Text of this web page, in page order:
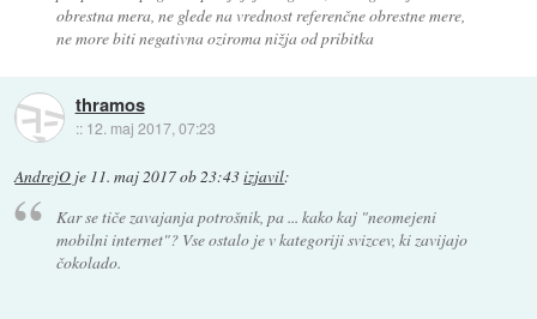
obrestna mera, ne glede na vrednost referenčne obrestne mere,
ne more biti negativna oziroma nižja od pribitka
thramos
:: 12. maj 2017, 07:23
AndrejO je 11. maj 2017 ob 23:43izjavil:
Kar se tiče zavajanja potrošnik, pa ... kako kaj "neomejeni
mobilni internet"? Vse ostalo je v kategoriji svizcev, ki zavijajo
čokolado.